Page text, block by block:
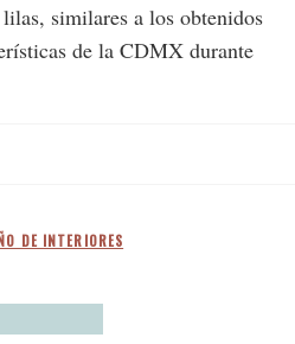
similares a los obtenidos
de la CDMX durante
DE INTERIORES